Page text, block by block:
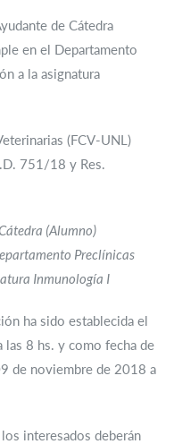
de Cátedra
en el Departamento
a la asignatura
(FCV-UNL)
751/18 y Res.
(Alumno)
Preclínicas
Inmunología I
ha sido establecida el
8 hs. y como fecha de
de noviembre de 2018 a
interesados deberán